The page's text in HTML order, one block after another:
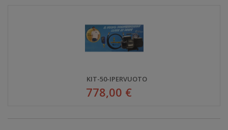
KIT-50-IPERVUOTO
778,00 €